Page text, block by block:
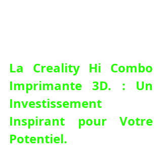
La Creality Hi Combo
Imprimante 3D. : Un
Investissement
Inspirant pour Votre
Potentiel.